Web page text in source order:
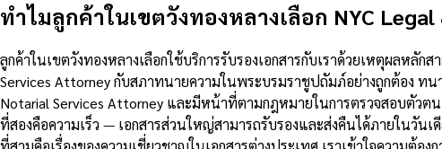
ทำไมลูกค้าในเขตวังทองหลางเลือก NYC
ลูกค้าในเขตวังทองหลางเลือกใช้บริการรับรองเอกสารกับเราด้วยเหตุผลห
Services Attorney กับสภาทนายความในพระบรมราชูปถัมภ์อย่างถูกต้อง ท
Notarial Services Attorney และมีหน้าที่ตามกฎหมายในการตรวจสอบตัว
ที่สองคือความเร็ว — เอกสารส่วนใหญ่สามารถรับรองและส่งคืนได้ภายในวันเ